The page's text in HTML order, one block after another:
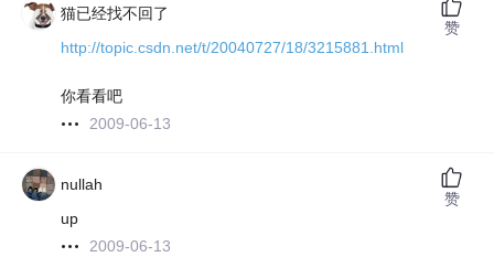
猫已经找不回了
http://topic.csdn.net/t/20040727/18/3215881.html
你看看吧
2009-06-13
赞
nullah
up
2009-06-13
赞